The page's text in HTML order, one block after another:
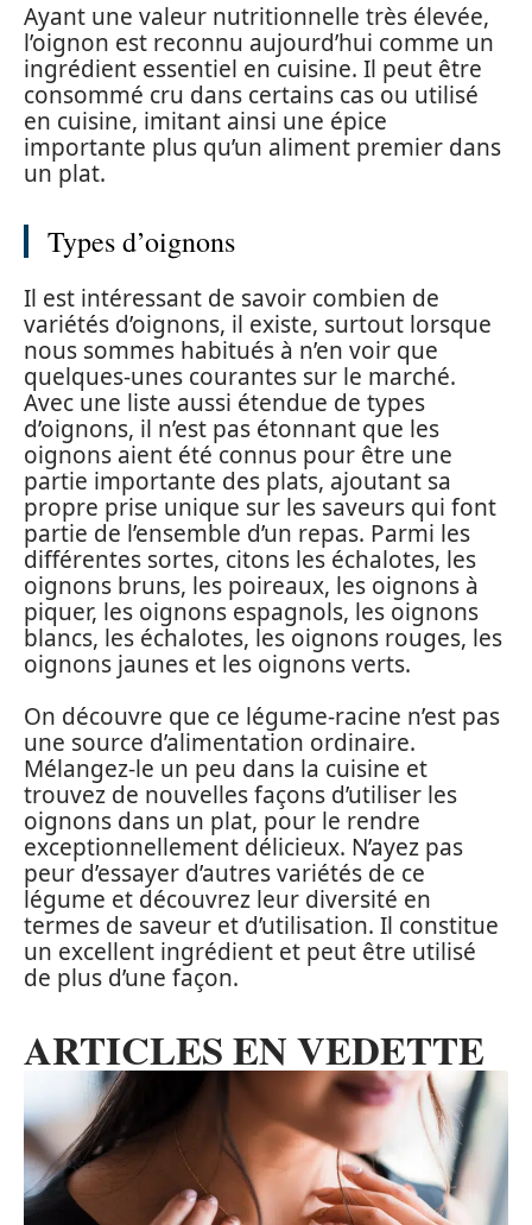
Ayant une valeur nutritionnelle très élevée,
l’oignon est reconnu aujourd’hui comme un
ingrédient essentiel en cuisine. Il peut être
consommé cru dans certains cas ou utilisé
en cuisine, imitant ainsi une épice
importante plus qu’un aliment premier dans
un plat.
Types d’oignons
Il est intéressant de savoir combien de
variétés d’oignons, il existe, surtout lorsque
nous sommes habitués à n’en voir que
quelques-unes courantes sur le marché.
Avec une liste aussi étendue de types
d’oignons, il n’est pas étonnant que les
oignons aient été connus pour être une
partie importante des plats, ajoutant sa
propre prise unique sur les saveurs qui font
partie de l’ensemble d’un repas. Parmi les
différentes sortes, citons les échalotes, les
oignons bruns, les poireaux, les oignons à
piquer, les oignons espagnols, les oignons
blancs, les échalotes, les oignons rouges, les
oignons jaunes et les oignons verts.
On découvre que ce légume-racine n’est pas
une source d’alimentation ordinaire.
Mélangez-le un peu dans la cuisine et
trouvez de nouvelles façons d’utiliser les
oignons dans un plat, pour le rendre
exceptionnellement délicieux. N’ayez pas
peur d’essayer d’autres variétés de ce
légume et découvrez leur diversité en
termes de saveur et d’utilisation. Il constitue
un excellent ingrédient et peut être utilisé
de plus d’une façon.
ARTICLES EN VEDETTE